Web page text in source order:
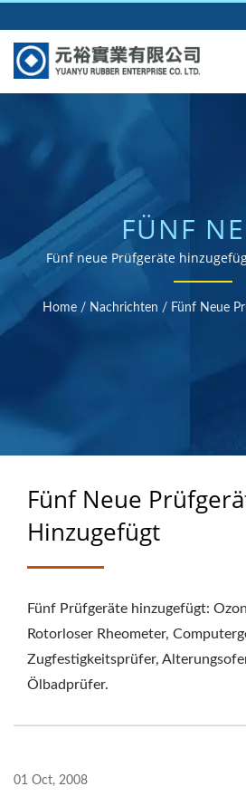
FÜNF
40 JAHRE
ALS
Fünf neue Prüfgeräte
zertifizierter
Home / Nachrichten / Fünf Neue
Fünf Neue
Hinzugefügt
Fünf Prüfgeräte hinzugefügt:
Rotorloser Rheometer,
Zugfestigkeitsprüfer,
Ölbadprüfer.
01 Oct, 2008